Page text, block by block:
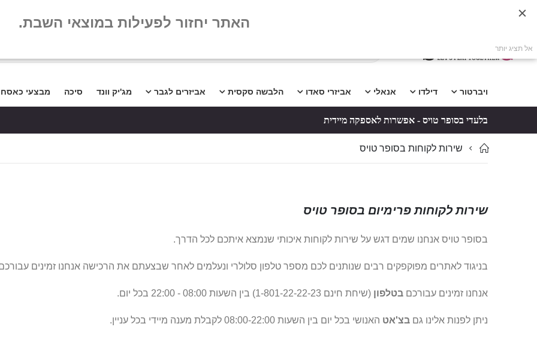
ויברטור דילדו אנאלי אביזרי סאדו הלבשה סקסית אביזרים לגבר מג'יק וונד סיכה מבצעי כאסח
בלעדי בסופר טויס - אפשרות לאספקה מיידית
שירות לקוחות בסופר טויס
שירות לקוחות פרימיום בסופר טויס
בסופר טויס אנחנו שמים דגש על שירות לקוחות איכותי שנמצא איתכם לכל הדרך.
בניגוד לאתרים מפוקפקים רבים שנותנים לכם מספר טלפון סלולרי ונעלמים לאחר שבצעתם את הרכישה אנחנו זמינים
אנחנו זמינים עבורכם בטלפון (שיחת חינם 1-801-22-22-23) בין השעות 08:00 - 22:00 בכל יום.
ניתן לפנות אלינו גם בצ'אט האנושי בכל יום בין השעות 08:00-22:00 לקבלת מענה מיידי בכל עניין.
האתר יחזור לפעילות במוצאי השבת.
אל תציג יותר